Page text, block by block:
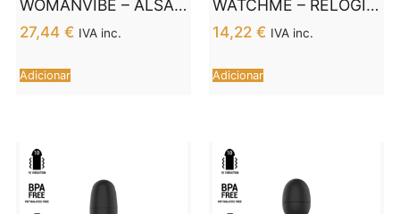
WOMANVIBE – ALSAN
EGG CONTROLE
REMOTO PRETO
SILICONE ROXO
27,44 € IVA inc.
Adicionar
WATCHME – RELÓGIO
DE CONTROLE
REMOTO COM
TECNOLOGIA SEM
FIO JET E COBRE
14,22 € IVA inc.
Adicionar